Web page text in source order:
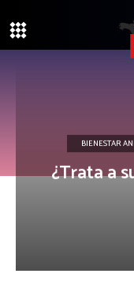
BIENESTAR
¿Trata a